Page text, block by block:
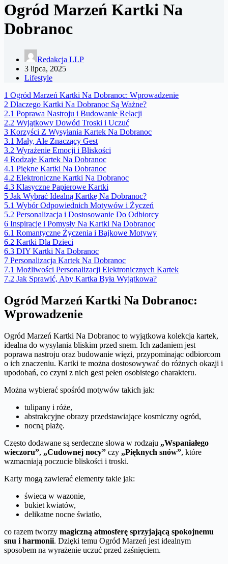
Ogród Marzeń Kartki Na
Dobranoc
Redakcja LLP
3 lipca, 2025
Lifestyle
1 Ogród Marzeń Kartki Na Dobranoc: Wprowadzenie
2 Dlaczego Kartki Na Dobranoc Są Ważne?
2.1 Poprawa Nastroju i Budowanie Relacji
2.2 Wyjątkowy Dowód Troski i Uczuć
3 Korzyści Z Wysyłania Kartek Na Dobranoc
3.1 Mały, Ale Znaczący Gest
3.2 Wyrażenie Emocji i Bliskości
4 Rodzaje Kartek Na Dobranoc
4.1 Piękne Kartki Na Dobranoc
4.2 Elektroniczne Kartki Na Dobranoc
4.3 Klasyczne Papierowe Kartki
5 Jak Wybrać Idealną Kartkę Na Dobranoc?
5.1 Wybór Odpowiednich Motywów i Życzeń
5.2 Personalizacja i Dostosowanie Do Odbiorcy
6 Inspiracje i Pomysły Na Kartki Na Dobranoc
6.1 Romantyczne Życzenia i Bajkowe Motywy
6.2 Kartki Dla Dzieci
6.3 DIY Kartki Na Dobranoc
7 Personalizacja Kartek Na Dobranoc
7.1 Możliwości Personalizacji Elektronicznych Kartek
7.2 Jak Sprawić, Aby Kartka Była Wyjątkowa?
Ogród Marzeń Kartki Na Dobranoc:
Wprowadzenie
Ogród Marzeń Kartki Na Dobranoc to wyjątkowa kolekcja kartek,
idealna do wysyłania bliskim przed snem. Ich zadaniem jest
poprawa nastroju oraz budowanie więzi, przypominając odbiorcom
o ich znaczeniu. Kartki te można dostosowywać do różnych okazji i
upodobań, co czyni z nich gest pełen osobistego charakteru.
Można wybierać spośród motywów takich jak:
tulipany i róże,
abstrakcyjne obrazy przedstawiające kosmiczny ogród,
nocną plażę.
Często dodawane są serdeczne słowa w rodzaju „Wspaniałego
wieczoru”, „Cudownej nocy” czy „Pięknych snów”, które
wzmacniają poczucie bliskości i troski.
Karty mogą zawierać elementy takie jak:
świeca w wazonie,
bukiet kwiatów,
delikatne nocne światło,
co razem tworzy magiczną atmosferę sprzyjającą spokojnemu
snu i harmonii. Dzięki temu Ogród Marzeń jest idealnym
sposobem na wyrażenie uczuć przed zaśnięciem.